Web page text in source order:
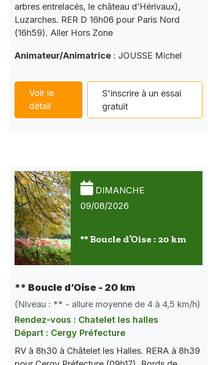
arbres entrelacés, le château d’Hérivaux),
Luzarches. RER D 16h06 pour Paris Nord
(16h59). Aller Hors Zone
Animateur/Animatrice : JOUSSE Michel
Voir le
détail
S'inscrire à un essai
gratuit
DIMANCHE
09/08/2026
** Boucle d’Oise : 20 km
** Boucle d’Oise - 20 km
(Niveau : ** - allure moyenne de 4 à 4,5 km/h)
Rendez-vous : Chatelet les halles
Départ : Cergy Préfecture
RV à 8h30 à Châtelet les Halles. RERA à 8h39